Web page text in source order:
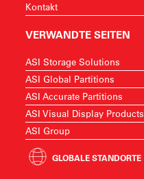
Kontakt
VERWANDTE SEITEN
ASI Storage Solutions
ASI Global Partitions
ASI Accurate Partitions
ASI Visual Display Products
ASI Group
GLOBALE STANDORTE